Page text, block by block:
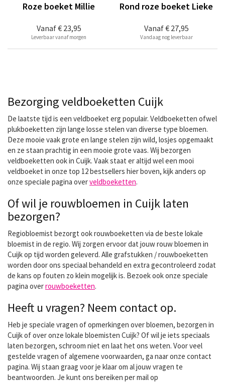
Vanaf€ 23,95
Roze boeket Millie
Leverbaar vanaf morgen
Vanaf€ 27,95
Rond roze boeket Lieke
Vandaag nog leverbaar
Bezorging veldboeketten Cuijk
De laatste tijd is een veldboeket erg populair. Veldboeketten ofwel
plukboeketten zijn lange losse stelen van diverse type bloemen.
Deze mooie vaak grote en lange stelen zijn wild, losjes opgemaakt
en ze staan prachtig in een mooie grote vaas. Wij bezorgen
veldboeketten ook in Cuijk. Vaak staat er altijd wel een mooi
veldboeket in onze top 12 bestsellers hier boven, kijk anders op
onze speciale pagina overveldboeketten.
Of wil je rouwbloemen in Cuijk laten
bezorgen?
Regiobloemist bezorgt ook rouwboeketten via de beste lokale
bloemist in de regio. Wij zorgen ervoor dat jouw rouw bloemen in
Cuijk op tijd worden geleverd. Alle grafstukken / rouwboeketten
worden door ons speciaal behandeld en extra gecontroleerd zodat
de kans op fouten zo klein mogelijk is. Bezoek ook onze speciale
pagina overrouwboeketten.
Heeft u vragen? Neem contact op.
Heb je speciale vragen of opmerkingen over bloemen, bezorgen in
Cuijk of over onze lokale bloemisten Cuijk? Of wil je iets speciaals
laten bezorgen, schroom niet en laat het ons weten. Voor veel
gestelde vragen of algemene voorwaarden, ga naar onze contact
pagina. Wij staan graag voor je klaar om al jouw vragen te
beantwoorden. Je kunt ons bereiken per mail op